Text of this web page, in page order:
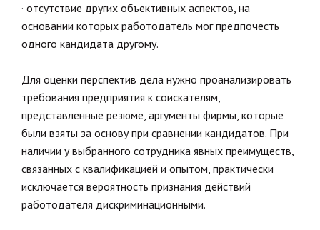
· отсутствие других объективных аспектов, на
основании которых работодатель мог предпочесть
одного кандидата другому.
Для оценки перспектив дела нужно проанализировать
требования предприятия к соискателям,
представленные резюме, аргументы фирмы, которые
были взяты за основу при сравнении кандидатов. При
наличии у выбранного сотрудника явных преимуществ,
связанных с квалификацией и опытом, практически
исключается вероятность признания действий
работодателя дискриминационными.